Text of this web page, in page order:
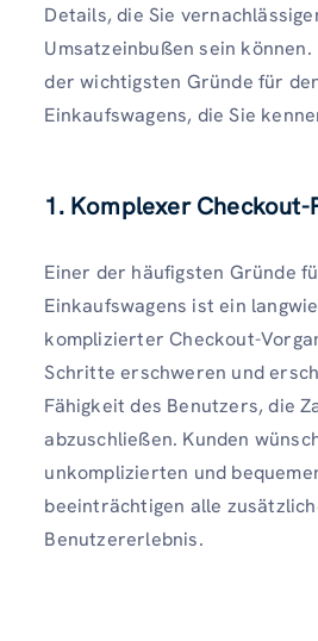
Details, die Sie
Umsatzeinbußen sein
der wichtigsten Gründe für
Einkaufswagens, die Sie
1. Komplexer Checkout-
Einer der häufigsten Gründe
Einkaufswagens ist ein
komplizierter Checkout-
Schritte erschweren und
Fähigkeit des Benutzers, die
abzuschließen. Kunden
unkomplizierten und
beeinträchtigen alle
Benutzererlebnis.